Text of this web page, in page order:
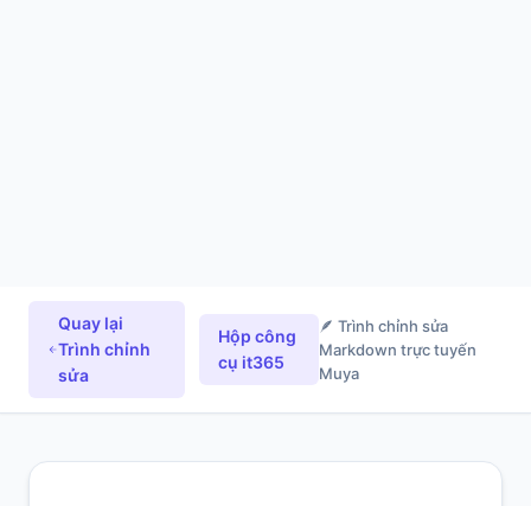
Quay lại
Trình chỉnh
sửa
Hộp công
cụ it365
🪶 Trình chỉnh sửa
Markdown trực tuyến
Muya